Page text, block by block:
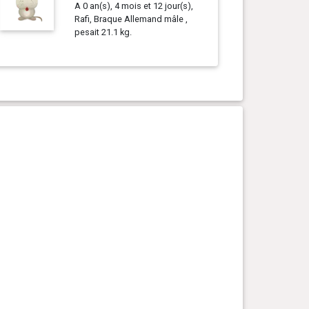
A 0 an(s), 4 mois et 12 jour(s),
Rafi, Braque Allemand mâle ,
pesait 21.1 kg.